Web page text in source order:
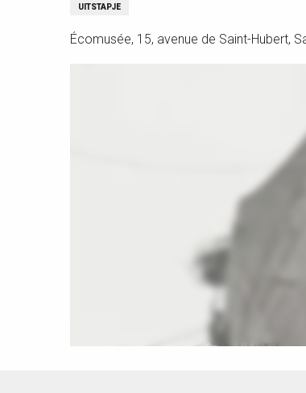
UITSTAPJE
Écomusée, 15, avenue de Saint-Hubert,